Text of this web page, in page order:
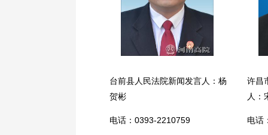
台前县人民法院新闻发言人：杨
贺彬
电话：0393-2210759
许昌
人：
电话